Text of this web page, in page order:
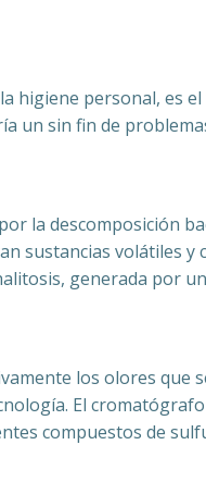
higiene personal, es
un sin fin de
la descomposición
sustancias volátiles
generada por
los olores que
El
compuestos de